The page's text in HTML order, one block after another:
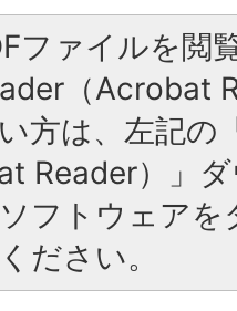
ファイルを閲
（Acrobat
方は、左記の
Reader）」
フトウェア
ださい。